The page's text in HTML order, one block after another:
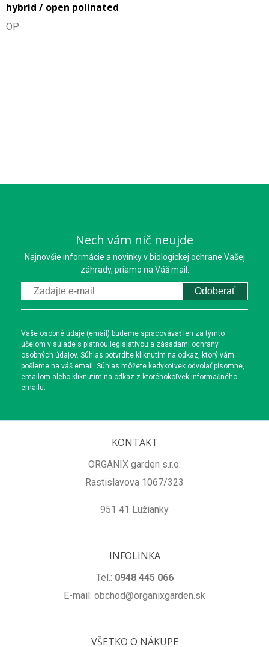
hybrid / open polinated
OP
Nech vám nič neujde
Najnovšie informácie a novinky v biologickej ochrane Vašej
záhrady, priamo na Váš mail.
Odoberať
Vaše osobné údaje (email) budeme spracovávať len za týmto
účelom v súlade s platnou legislatívou a zásadami ochrany
osobných údajov. Súhlas potvrdíte kliknutím na odkaz, ktorý vám
pošleme na váš email. Súhlas môžete kedykoľvek odvolať písomne,
emailom alebo kliknutím na odkaz z ktoréhokoľvek informačného
emailu.
KONTAKT
ORGANIX garden s.r.o.
Rastislavova 1067/323
951 41 Lužianky
INFOLINKA
Tel.: 0948 445 066
E-mail: obchod@organixgarden.sk
VŠETKO O NÁKUPE